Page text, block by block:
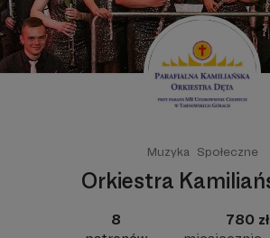
Muzyka Społeczne
Orkiestra
8
780 zł